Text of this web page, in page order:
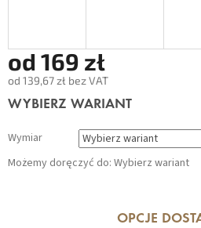
od 169 zł
od 139,67 zł bez VAT
Cena
WYBIERZ WARIANT
Wymiar
Możemy doręczyć do: Wybierz wariant
OPCJE